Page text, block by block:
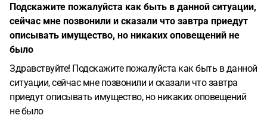
Подскажите пожалуйста как быть в данной ситуации,
сейчас мне позвонили и сказали что завтра приедут
описывать имущество, но никаких оповещений не
было
Здравствуйте! Подскажите пожалуйста как быть в данной
ситуации, сейчас мне позвонили и сказали что завтра
приедут описывать имущество, но никаких оповещений
не было